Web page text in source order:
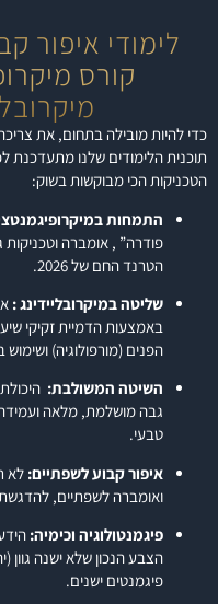
לימודי איפור
קורס
כדי להיות מובילה בתחום, את
תוכנית הלימודים שלנו מתעדכנת
הטכניקות הכי מבוקשות בשוק:
התמחות
פודרה” , אומברה
הטרנד החם של 2026.
שליטה במיקרובליידינג :
באמצעות הדמיית זקיקי
הפנים (מורפולוגיה)
השיטה המשולבת:
גבה מושלמת, מלאה
טבעי.
איפור קבוע לשפתיים: לא
ואומברה לשפתיים, להדגשת
פיגמנטולוגיה וכימיה:
הצבע הנכון שלא ישנה גוון
פיגמנטים ישנים.